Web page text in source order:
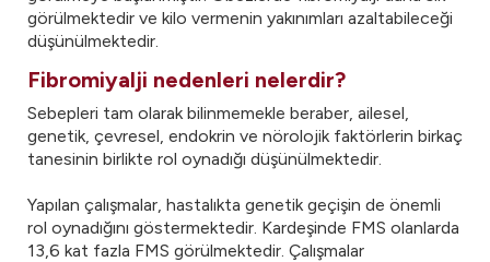
görülmektedir ve kilo vermenin yakınımları azaltabileceği
düşünülmektedir.
Fibromiyalji nedenleri nelerdir?
Sebepleri tam olarak bilinmemekle beraber, ailesel,
genetik, çevresel, endokrin ve nörolojik faktörlerin birkaç
tanesinin birlikte rol oynadığı düşünülmektedir.
Yapılan çalışmalar, hastalıkta genetik geçişin de önemli
rol oynadığını göstermektedir. Kardeşinde FMS olanlarda
13,6 kat fazla FMS görülmektedir. Çalışmalar